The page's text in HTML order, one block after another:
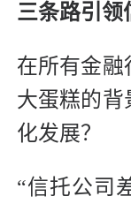
三条路引领
在所有金融
大蛋糕的背
化发展？
“信托公司